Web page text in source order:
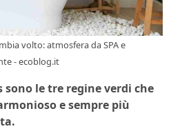
volto: atmosfera da SPA e
- ecoblog.it
sono le tre regine verdi che
e sempre più